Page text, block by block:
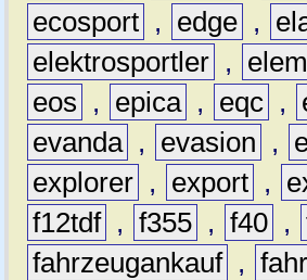
ecosport , edge ,
elektrosportler ,
eos
, epica , eqc ,
evanda , evasion ,
explorer , export ,
f12tdf , f355 , f40 ,
fahrzeugankauf ,